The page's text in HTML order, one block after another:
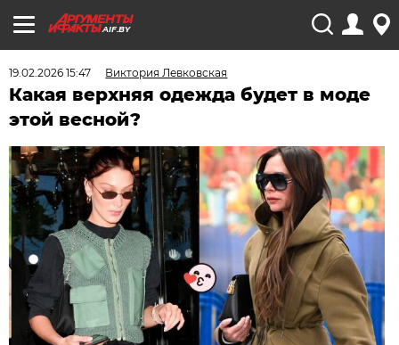
AIF.BY
19.02.2026 15:47 Виктория Левковская
Какая верхняя одежда будет в моде
этой весной?